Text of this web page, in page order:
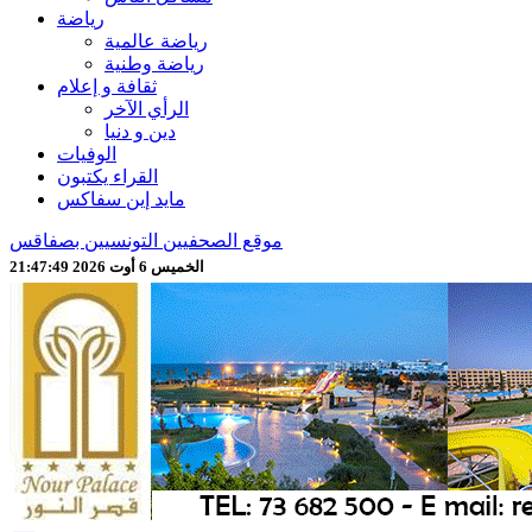
رياضة
رياضة عالمية
رياضة وطنية
ثقافة و إعلام
الرأي الآخر
دين و دنيا
الوفيات
القراء يكتبون
مايد إين سفاكس
موقع الصحفيين التونسيين بصفاقس
الخميس 6 أوت 2026 21:47:51